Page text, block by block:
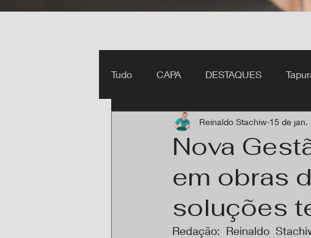
Tudo CAPA DESTAQUES
Ipiranga do Norte MT Itanhangá
Nova
em obras
soluções
Reinaldo Stachiw 15 de jan.
Redação: Reinaldo